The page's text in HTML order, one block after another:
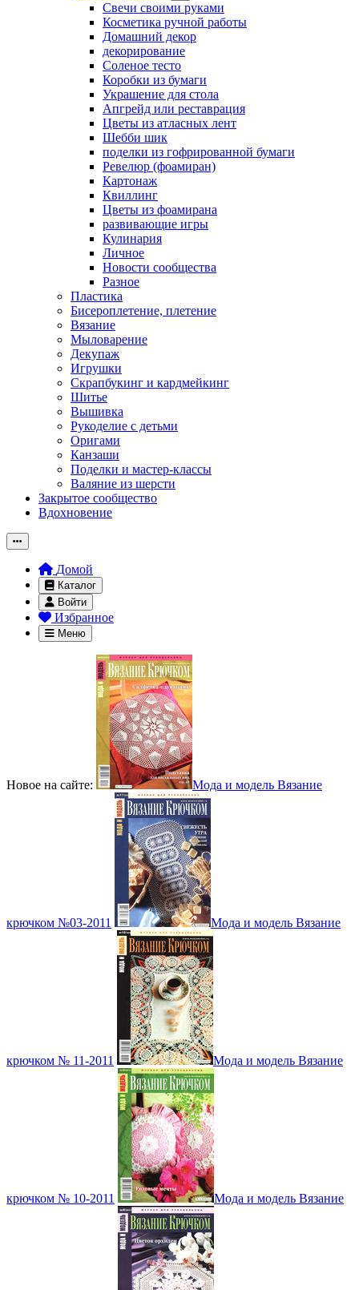
Свечи своими руками
Косметика ручной работы
Домашний декор
декорирование
Соленое тесто
Коробки из бумаги
Украшение для стола
Апгрейд или реставрация
Цветы из атласных лент
Шебби шик
поделки из гофрированной бумаги
Ревелюр (фоамиран)
Картонаж
Квиллинг
Цветы из фоамирана
развивающие игры
Кулинария
Личное
Новости сообщества
Разное
Пластика
Бисероплетение, плетение
Вязание
Мыловарение
Декупаж
Игрушки
Скрапбукинг и кардмейкинг
Шитье
Вышивка
Рукоделие с детьми
Оригами
Канзаши
Поделки и мастер-классы
Валяние из шерсти
Закрытое сообщество
Вдохновение
Домой
Каталог
Войти
Избранное
Меню
Новое на сайте: Мода и модель Вязание
крючком №03-2011 Мода и модель Вязание
крючком № 11-2011 Мода и модель Вязание
крючком № 10-2011 Мода и модель Вязание